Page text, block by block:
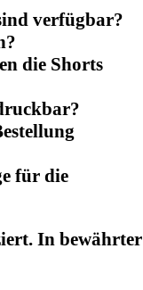
verfügbar?
die Shorts
für die
In bewährter